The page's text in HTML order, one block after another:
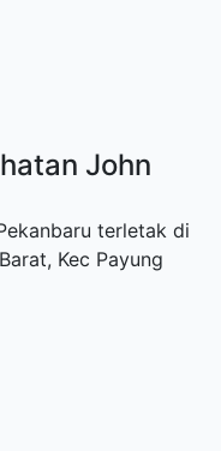
John
terletak di
Kec Payung